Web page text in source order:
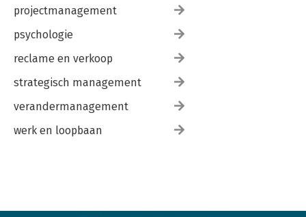
projectmanagement
psychologie
reclame en verkoop
strategisch management
verandermanagement
werk en loopbaan